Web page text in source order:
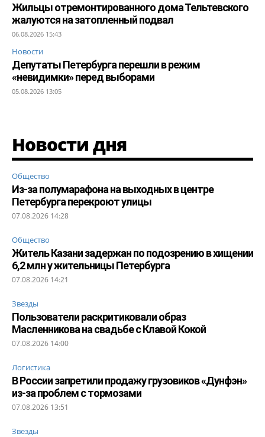
Жильцы отремонтированного дома Тельтевского
жалуются на затопленный подвал
06.08.2026 15:43
Новости
Депутаты Петербурга перешли в режим
«невидимки» перед выборами
05.08.2026 13:05
Новости дня
Общество
Из-за полумарафона на выходных в центре
Петербурга перекроют улицы
07.08.2026 14:28
Общество
Житель Казани задержан по подозрению в хищении
6,2 млн у жительницы Петербурга
07.08.2026 14:21
Звезды
Пользователи раскритиковали образ
Масленникова на свадьбе с Клавой Кокой
07.08.2026 14:00
Логистика
В России запретили продажу грузовиков «Дунфэн»
из-за проблем с тормозами
07.08.2026 13:51
Звезды